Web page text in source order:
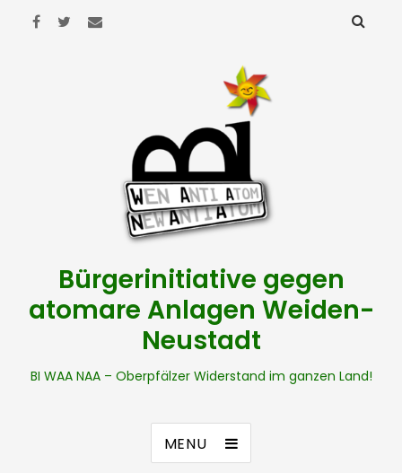
Bürgerinitiative gegen
atomare Anlagen Weiden-
Neustadt
BI WAA NAA – Oberpfälzer Widerstand im ganzen Land!
MENU